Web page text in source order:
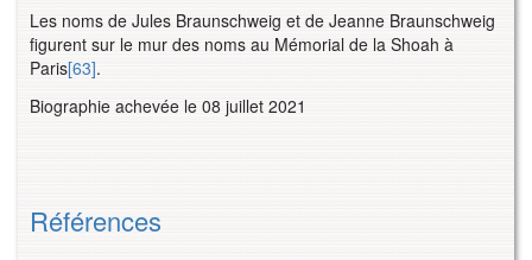
Les noms de Jules Braunschweig et de Jeanne Braunschweig
figurent sur le mur des noms au Mémorial de la Shoah à
Paris[63].
Biographie achevée le 08 juillet 2021
Références